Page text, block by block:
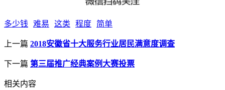
多少钱 难易 这类 程度 简单
上一篇 2018安徽省十大服务行业居民满意度调查
下一篇 第三届推广经典案例大赛投票
相关内容